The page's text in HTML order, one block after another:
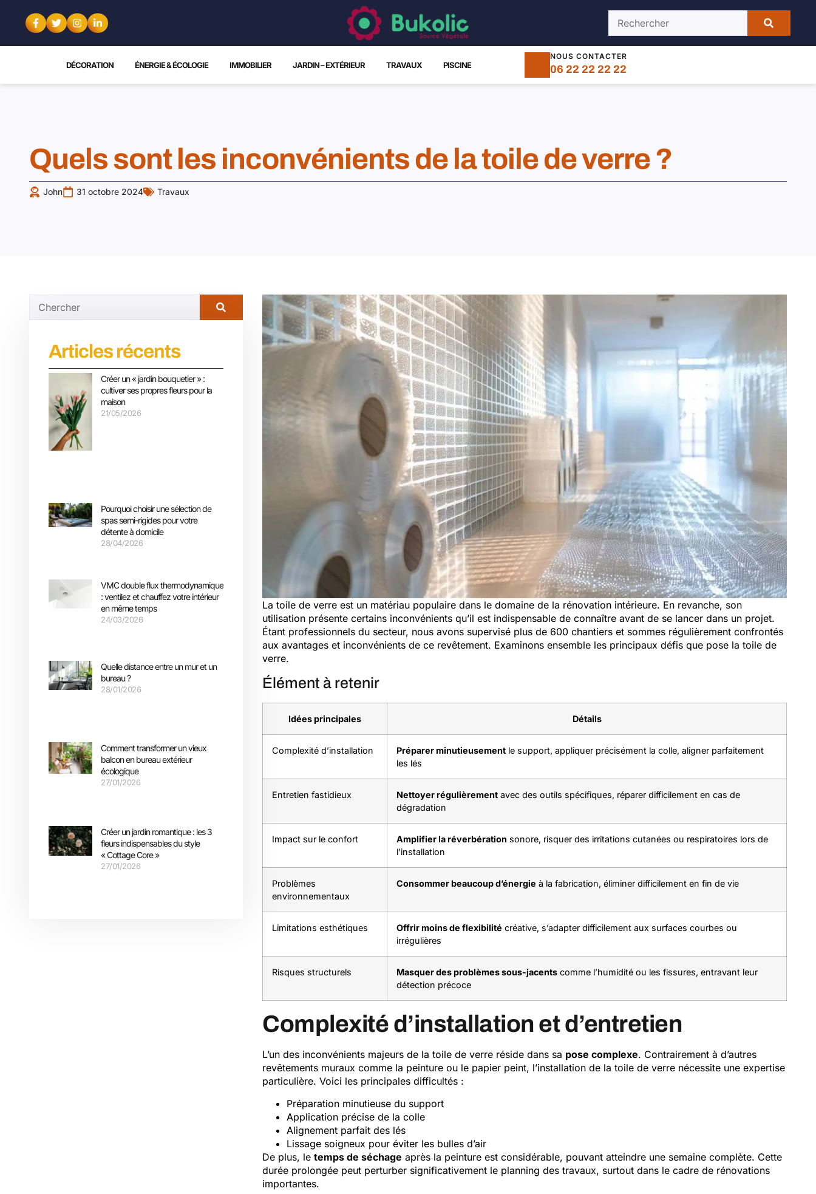
DÉCORATION ÉNERGIE & ÉCOLOGIE IMMOBILIER JARDIN – EXTÉRIEUR TRAVAUX PISCINE
NOUS CONTACTER
06 22 22 22 22
Quels sont les inconvénients de la toile de verre ?
John 31 octobre 2024 Travaux
La toile de verre est un matériau populaire dans le domaine de la rénovation intérieure. En revanche, son
utilisation présente certains inconvénients qu’il est indispensable de connaître avant de se lancer dans un projet.
Étant professionnels du secteur, nous avons supervisé plus de 600 chantiers et sommes régulièrement confrontés
aux avantages et inconvénients de ce revêtement. Examinons ensemble les principaux défis que pose la toile de
verre.
Élément à retenir
Idées principales Détails
Complexité d’installation Préparer minutieusement le support, appliquer précisément la colle, aligner parfaitement
les lés
Entretien fastidieux Nettoyer régulièrement avec des outils spécifiques, réparer difficilement en cas de
dégradation
Impact sur le confort Amplifier la réverbération sonore, risquer des irritations cutanées ou respiratoires lors de
l’installation
Problèmes
environnementaux
Consommer beaucoup d’énergie à la fabrication, éliminer difficilement en fin de vie
Limitations esthétiques Offrir moins de flexibilité créative, s’adapter difficilement aux surfaces courbes ou
irrégulières
Risques structurels Masquer des problèmes sous-jacents comme l’humidité ou les fissures, entravant leur
détection précoce
Complexité d’installation et d’entretien
L’un des inconvénients majeurs de la toile de verre réside dans sa pose complexe. Contrairement à d’autres
revêtements muraux comme la peinture ou le papier peint, l’installation de la toile de verre nécessite une expertise
particulière. Voici les principales difficultés :
Préparation minutieuse du support
Application précise de la colle
Alignement parfait des lés
Lissage soigneux pour éviter les bulles d’air
De plus, le temps de séchage après la peinture est considérable, pouvant atteindre une semaine complète. Cette
durée prolongée peut perturber significativement le planning des travaux, surtout dans le cadre de rénovations
importantes.
Articles récents
Créer un « jardin bouquetier » :
cultiver ses propres fleurs pour la
maison
21/05/2026
Pourquoi choisir une sélection de
spas semi-rigides pour votre
détente à domicile
28/04/2026
VMC double flux thermodynamique
: ventilez et chauffez votre intérieur
en même temps
24/03/2026
Quelle distance entre un mur et un
bureau ?
28/01/2026
Comment transformer un vieux
balcon en bureau extérieur
écologique
27/01/2026
Créer un jardin romantique : les 3
fleurs indispensables du style
« Cottage Core »
27/01/2026